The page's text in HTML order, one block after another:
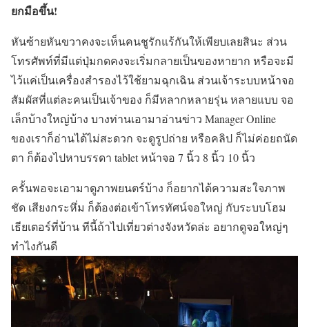
ยกมือขึ้น!
หันซ้ายหันขวาคงจะเห็นคนชูรักแร้กันให้เพียบเลยสินะ ส่วน
โทรศัพท์ที่มีแต่ปุ่มกดคงจะเริ่มกลายเป็นของหายาก หรือจะมี
ไว้แค่เป็นเครื่องสำรองไว้ใช้ยามฉุกเฉิน ส่วนเจ้าระบบหน้าจอ
สัมผัสที่แต่ละคนเป็นเจ้าของ ก็มีหลากหลายรุ่น หลายแบบ จอ
เล็กบ้างใหญ่บ้าง บางท่านเอามาอ่านข่าว Manager Online
ของเราก็อ่านได้ไม่สะดวก จะดูรูปถ่าย หรือคลิป ก็ไม่ค่อยถนัด
ตา ก็ต้องไปหาบรรดา tablet หน้าจอ 7 นิ้ว 8 นิ้ว 10 นิ้ว
ครั้นพอจะเอามาดูภาพยนตร์บ้าง ก็อยากได้ความสะใจภาพ
ชัด เสียงกระหึ่ม ก็ต้องต่อเข้าโทรทัศน์จอใหญ่ กับระบบโฮม
เธียเตอร์ที่บ้าน ทีนี้ถ้าไปเที่ยวต่างจังหวัดล่ะ อยากดูจอใหญ่ๆ
ทำไงกันดี